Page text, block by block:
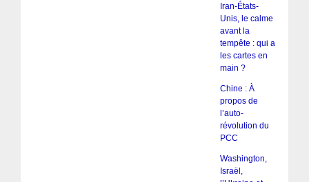
Iran-États-
Unis, le calme
avant la
tempête : qui a
les cartes en
main ?
Chine : À
propos de
l’auto-
révolution du
PCC
Washington,
Israël,